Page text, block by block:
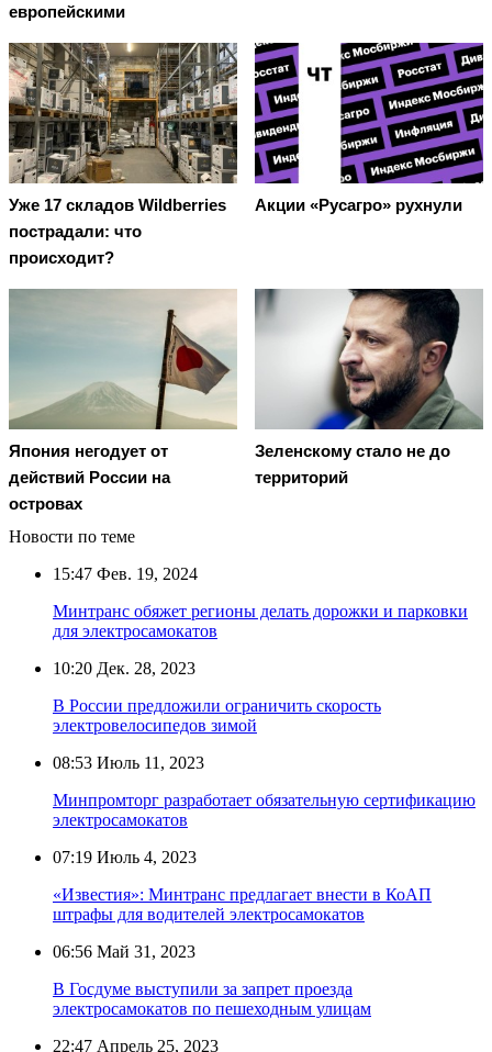
европейскими
Уже 17 складов Wildberries
пострадали: что
происходит?
Акции «Русагро» рухнули
Япония негодует от
действий России на
островах
Зеленскому стало не до
территорий
Новости по теме
15:47 Фев. 19, 2024
Минтранс обяжет регионы делать дорожки и парковки
для электросамокатов
10:20 Дек. 28, 2023
В России предложили ограничить скорость
электровелосипедов зимой
08:53 Июль 11, 2023
Минпромторг разработает обязательную сертификацию
электросамокатов
07:19 Июль 4, 2023
«Известия»: Минтранс предлагает внести в КоАП
штрафы для водителей электросамокатов
06:56 Май 31, 2023
В Госдуме выступили за запрет проезда
электросамокатов по пешеходным улицам
22:47 Апрель 25, 2023